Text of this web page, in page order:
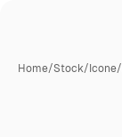
Home/Stock/Icone/